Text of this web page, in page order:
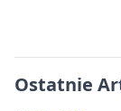
Ostatnie